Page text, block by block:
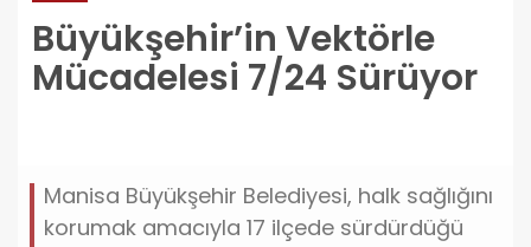
Büyükşehir’in Vektörle
Mücadelesi 7/24 Sürüyor
Manisa Büyükşehir Belediyesi, halk sağlığını
korumak amacıyla 17 ilçede sürdürdüğü